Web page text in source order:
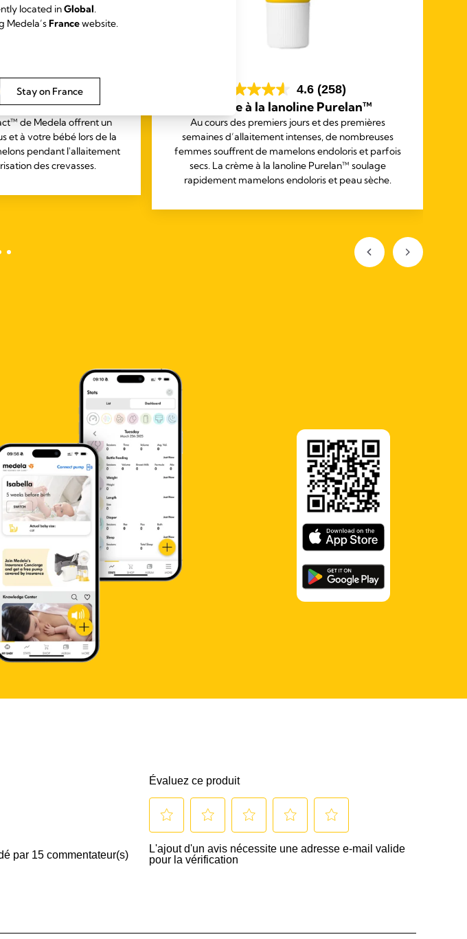
4.5 (595)
Contact™
de Medela offrent un
et à votre bébé lors de la
pendant l'allaitement
des crevasses.
4.6 (258)
Crème à la lanoline Purelan™
Au cours des premiers jours et des premières
semaines d’allaitement intenses, de nombreuses
femmes souffrent de mamelons endoloris et parfois
secs. La crème à la lanoline Purelan™ soulage
rapidement mamelons endoloris et peau sèche.
located inGlobal.
Medela’sFrancewebsite.
Stay on France